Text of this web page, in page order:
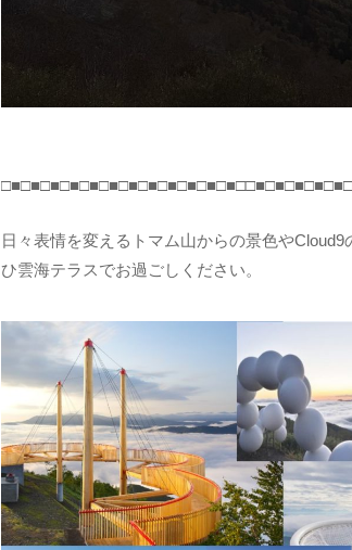
□■□■□■□■□■□■□■□■□■□■□■□■□□■□■□■□■□■□
日々表情を変えるトマム山からの景色や
ひ雲海テラスでお過ごしください。